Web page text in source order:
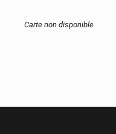
Carte non disponible